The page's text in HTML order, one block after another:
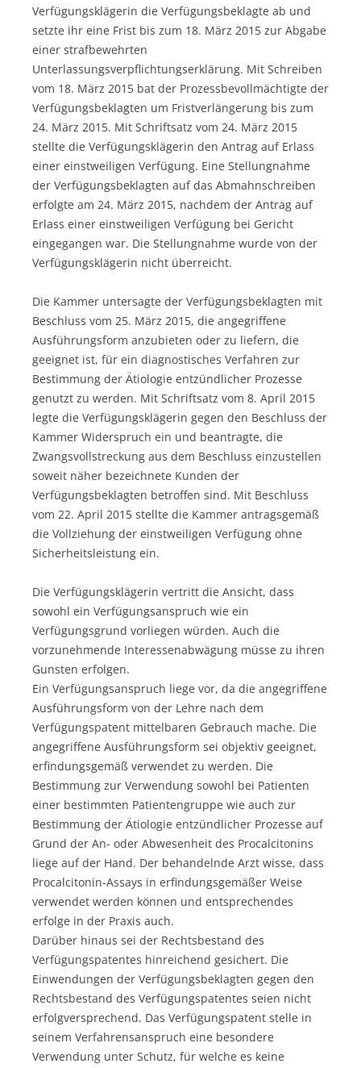
Verfügungsklägerin die Verfügungsbeklagte ab und
setzte ihr eine Frist bis zum 18. März 2015 zur Abgabe
einer strafbewehrten
Unterlassungsverpflichtungserklärung. Mit Schreiben
vom 18. März 2015 bat der Prozessbevollmächtigte der
Verfügungsbeklagten um Fristverlängerung bis zum
24. März 2015. Mit Schriftsatz vom 24. März 2015
stellte die Verfügungsklägerin den Antrag auf Erlass
einer einstweiligen Verfügung. Eine Stellungnahme
der Verfügungsbeklagten auf das Abmahnschreiben
erfolgte am 24. März 2015, nachdem der Antrag auf
Erlass einer einstweiligen Verfügung bei Gericht
eingegangen war. Die Stellungnahme wurde von der
Verfügungsklägerin nicht überreicht.
Die Kammer untersagte der Verfügungsbeklagten mit
Beschluss vom 25. März 2015, die angegriffene
Ausführungsform anzubieten oder zu liefern, die
geeignet ist, für ein diagnostisches Verfahren zur
Bestimmung der Ätiologie entzündlicher Prozesse
genutzt zu werden. Mit Schriftsatz vom 8. April 2015
legte die Verfügungsklägerin gegen den Beschluss der
Kammer Widerspruch ein und beantragte, die
Zwangsvollstreckung aus dem Beschluss einzustellen
soweit näher bezeichnete Kunden der
Verfügungsbeklagten betroffen sind. Mit Beschluss
vom 22. April 2015 stellte die Kammer antragsgemäß
die Vollziehung der einstweiligen Verfügung ohne
Sicherheitsleistung ein.
Die Verfügungsklägerin vertritt die Ansicht, dass
sowohl ein Verfügungsanspruch wie ein
Verfügungsgrund vorliegen würden. Auch die
vorzunehmende Interessenabwägung müsse zu ihren
Gunsten erfolgen.
Ein Verfügungsanspruch liege vor, da die angegriffene
Ausführungsform von der Lehre nach dem
Verfügungspatent mittelbaren Gebrauch mache. Die
angegriffene Ausführungsform sei objektiv geeignet,
erfindungsgemäß verwendet zu werden. Die
Bestimmung zur Verwendung sowohl bei Patienten
einer bestimmten Patientengruppe wie auch zur
Bestimmung der Ätiologie entzündlicher Prozesse auf
Grund der An- oder Abwesenheit des Procalcitonins
liege auf der Hand. Der behandelnde Arzt wisse, dass
Procalcitonin-Assays in erfindungsgemäßer Weise
verwendet werden können und entsprechendes
erfolge in der Praxis auch.
Darüber hinaus sei der Rechtsbestand des
Verfügungspatentes hinreichend gesichert. Die
Einwendungen der Verfügungsbeklagten gegen den
Rechtsbestand des Verfügungspatentes seien nicht
erfolgversprechend. Das Verfügungspatent stelle in
seinem Verfahrensanspruch eine besondere
Verwendung unter Schutz, für welche es keine